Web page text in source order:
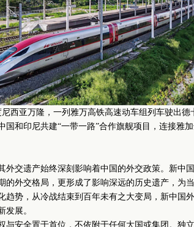
尼西亚万隆，一列雅万高铁高速动车组列车驶出德
国和印尼共建“一带一路”合作旗舰项目，连接雅
交遗产始终深刻影响着中国的外交政策。新中国
的外交格局，更形成了影响深远的历史遗产，为
趋势，从冷战结束到百年未有之大变局，新中国
发展。
安全置于首位，不依附于任何大国或集团。独立